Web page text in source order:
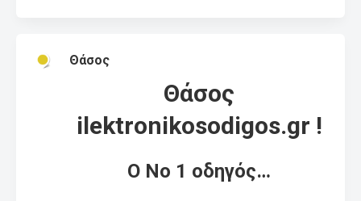
Θάσος
Θάσος
ilektronikosodigos.gr !
Ο Νο 1 οδηγός…